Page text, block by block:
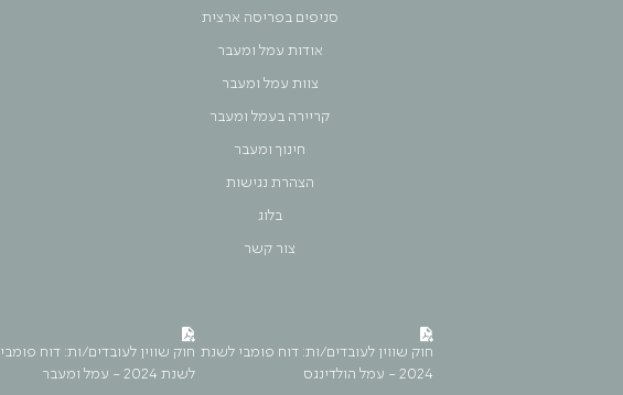
סניפים בפריסה ארצית
אודות עמל ומעבר
צוות עמל ומעבר
קריירה בעמל ומעבר
חינוך ומעבר
הצהרת נגישות
בלוג
צור קשר
חוק שווין לעובדים/ות: דוח פומבי לשנת
2024 - עמל הולדינגס
חוק שווין לעובדים/ות: דוח פומבי
לשנת 2024 - עמל ומעבר